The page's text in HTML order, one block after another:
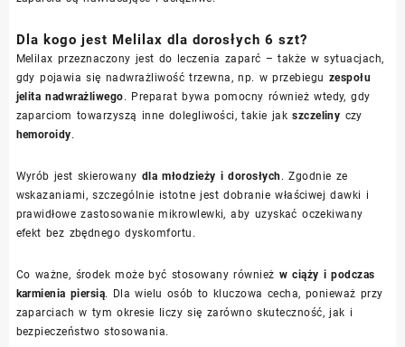
Dla kogo jest Melilax dla dorosłych 6 szt?
Melilax przeznaczony jest do leczenia zaparć – także w sytuacjach,
gdy pojawia się nadwrażliwość trzewna, np. w przebiegu zespołu
jelita nadwrażliwego. Preparat bywa pomocny również wtedy, gdy
zaparciom towarzyszą inne dolegliwości, takie jakszczeliny czy
hemoroidy.
Wyrób jest skierowany dla młodzieży i dorosłych . Zgodnie ze
wskazaniami, szczególnie istotne jest dobranie właściwej dawki i
prawidłowe zastosowanie mikrowlewki, aby uzyskać oczekiwany
efekt bez zbędnego dyskomfortu.
Co ważne, środek może być stosowany również w ciąży i podczas
karmienia piersią. Dla wielu osób to kluczowa cecha, ponieważ przy
zaparciach w tym okresie liczy się zarówno skuteczność, jak i
bezpieczeństwo stosowania.